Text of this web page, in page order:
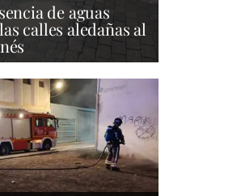
de aguas
calles aledañas al